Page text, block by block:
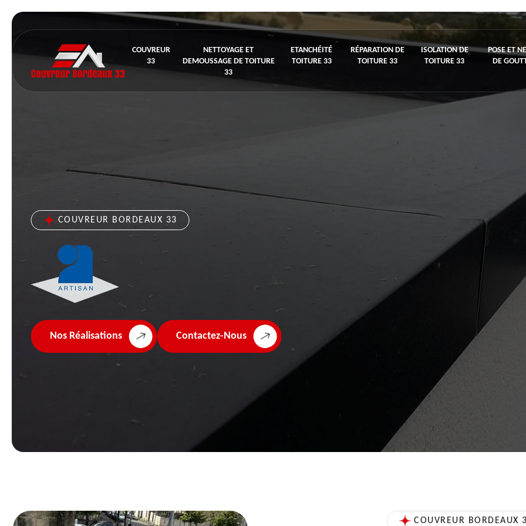
COUVREUR
33
NETTOYAGE ET
DEMOUSSAGE DE TOITURE
33
ETANCHÉITÉ
TOITURE 33
RÉPARATION DE
TOITURE 33
ISOLATION DE
TOITURE 33
POSE ET
DE
COUVREUR BORDEAUX 33
Nos Réalisations Contactez-Nous
COUVREUR BORDEAUX